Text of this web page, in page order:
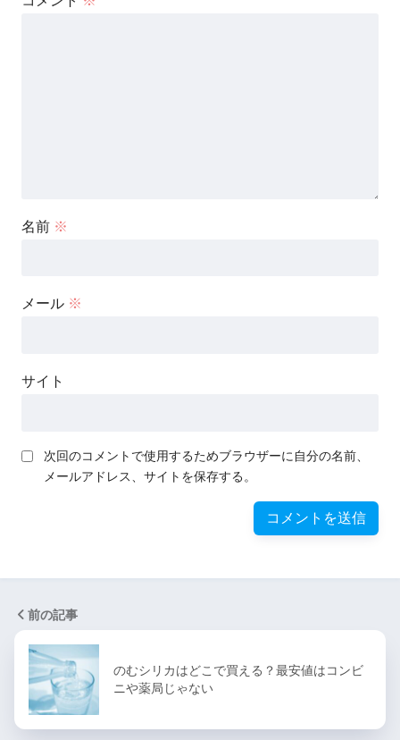
名前 ※
メール ※
サイト
次回のコメントで使用するためブラウザーに自分の名前、
メールアドレス、サイトを保存する。
前の記事
のむシリカはどこで買える？最安値はコンビ
ニや薬局じゃない